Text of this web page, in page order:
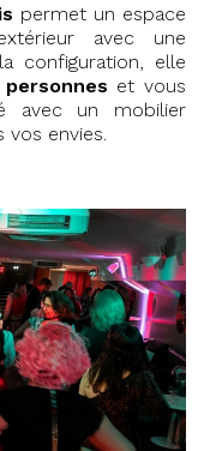
permet un espace
avec une
configuration, elle
personnes et vous
avec un mobilier
envies.